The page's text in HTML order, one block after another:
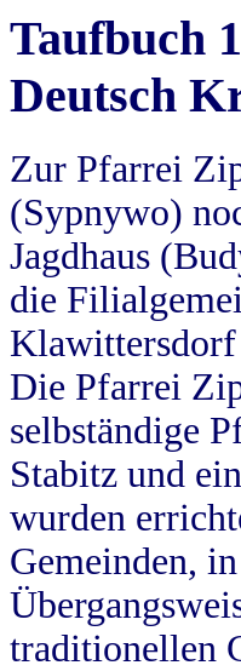
Taufbuch
Deutsch
Zur Pfarrei
(Sypnywo)
Jagdhaus
die
Klawittersdorf
Die Pfarrei
selbständige
Stabitz und
wurden
Gemeinden,
traditionellen